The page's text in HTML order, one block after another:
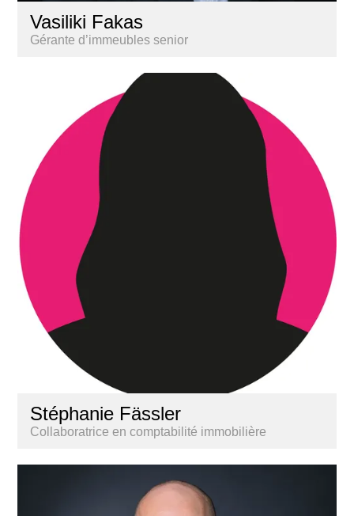
Vasiliki Fakas
Gérante d’immeubles senior
Stéphanie Fässler
Collaboratrice en comptabilité immobilière